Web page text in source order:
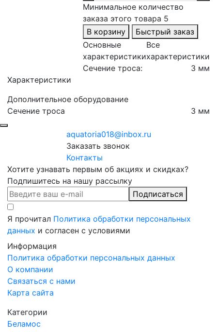
Основные
характеристики
Все
характеристики
Сечение троса:
3 мм
Минимальное количество
заказа этого товара 5
В корзину
Быстрый заказ
Характеристики
Дополнительное оборудование
Сечение троса
3 мм
aquatoria018@inbox.ru
Заказать звонок
Контакты
Хотите узнавать первым об акциях и скидках?
Подпишитесь на нашу рассылку
Подписаться
Я прочитал Политика обработки персональных
данных и согласен с условиями
Информация
Политика обработки персональных данных
О компании
Связаться с нами
Карта сайта
Категории
Беламос